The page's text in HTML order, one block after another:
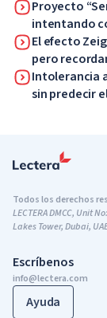
motivación
Proyecto
intentando
nosotros
El efecto
pero
Intolerancia
sin predecir
Escríbenos
info@lectera.com
Ayuda
Todos los derechos
LECTERA DMCC, Unit
Lakes Tower, Dubai,